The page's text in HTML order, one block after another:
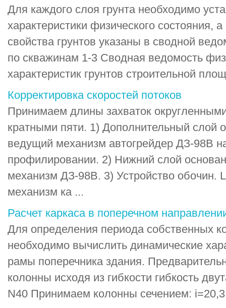
Для каждого слоя грунта необходимо
характеристики физического состояния,
свойства грунтов указаны в сводной
по скважинам 1-3 Сводная ведомость
характеристик грунтов строительной
Корректировка скоростей потоков
Принимаем длины захваток
кратными пяти. 1) Дополнительный слой
ведущий механизм автогрейдер ДЗ-98В
профилировании. 2) Нижний слой
механизм ДЗ-98В. 3) Устройство обочин.
механизм ка ...
Расчет каркаса в поперечном
Для определения периода собственных
необходимо вычислить динамические
рамы поперечника здания.
колонны исходя из гибкости гибкость
N40 Принимаем колонны сечением: